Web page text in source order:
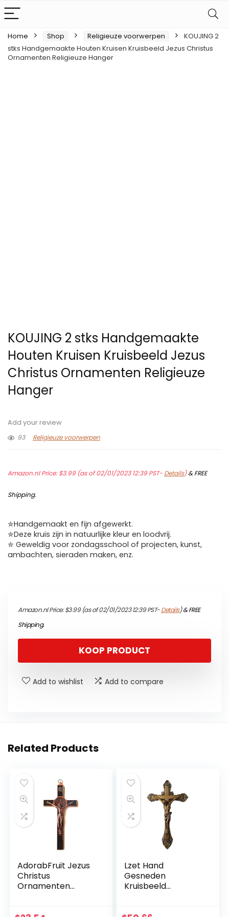
Home Shop Religieuze voorwerpen
KOUJING 2
stks Handgemaakte Houten Kruisen Kruisbeeld Jezus Christus
Ornamenten Religieuze Hanger
KOUJING 2 stks Handgemaakte
Houten Kruisen Kruisbeeld Jezus
Christus Ornamenten Religieuze
Hanger
Add your review
93
Religieuze voorwerpen
Amazon.nl Price:$3.99(as of 02/01/2023 12:39 PST- Details)&FREE
Shipping.
✮Handgemaakt en fijn afgewerkt.
✮Deze kruis zijn in natuurlijke kleur en loodvrij.
✮ Geweldig voor zondagsschool of projecten, kunst,
ambachten, sieraden maken, enz.
Amazon.nl Price:$3.99(as of 02/01/2023 12:39 PST-Details)&FREE
Shipping.
KOOP PRODUCT
Add to wishlist Add to compare
Related Products
AdorabFruit Jezus
Christus
Ornamenten
Lzet Hand
Gesneden
Kruisbeeld